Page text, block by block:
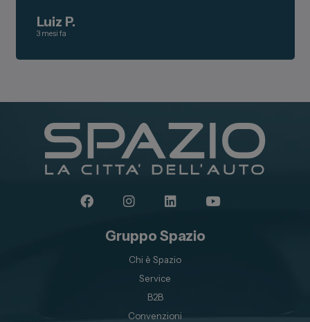
Luiz P.
3 mesi fa
Gruppo Spazio
Chi è Spazio
Service
B2B
Convenzioni